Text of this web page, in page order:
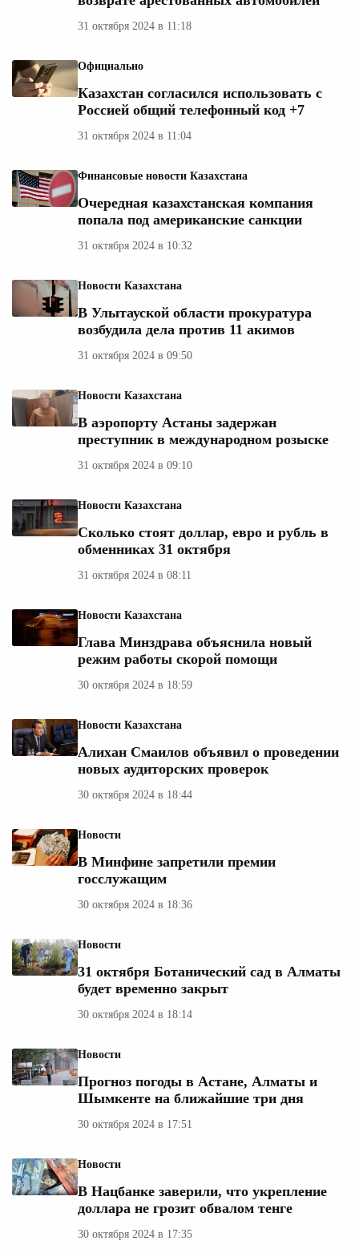
31 октября 2024 в 11:18
Официально
Казахстан согласился использовать с
Россией общий телефонный код +7
31 октября 2024 в 11:04
Финансовые новости Казахстана
Очередная казахстанская компания
попала под американские санкции
31 октября 2024 в 10:32
Новости Казахстана
В Улытауской области прокуратура
возбудила дела против 11 акимов
31 октября 2024 в 09:50
Новости Казахстана
В аэропорту Астаны задержан
преступник в международном розыске
31 октября 2024 в 09:10
Новости Казахстана
Сколько стоят доллар, евро и рубль в
обменниках 31 октября
31 октября 2024 в 08:11
Новости Казахстана
Глава Минздрава объяснила новый
режим работы скорой помощи
30 октября 2024 в 18:59
Новости Казахстана
Алихан Смаилов объявил о проведении
новых аудиторских проверок
30 октября 2024 в 18:44
Новости
В Минфине запретили премии
госслужащим
30 октября 2024 в 18:36
Новости
31 октября Ботанический сад в Алматы
будет временно закрыт
30 октября 2024 в 18:14
Новости
Прогноз погоды в Астане, Алматы и
Шымкенте на ближайшие три дня
30 октября 2024 в 17:51
Новости
В Нацбанке заверили, что укрепление
доллара не грозит обвалом тенге
30 октября 2024 в 17:35